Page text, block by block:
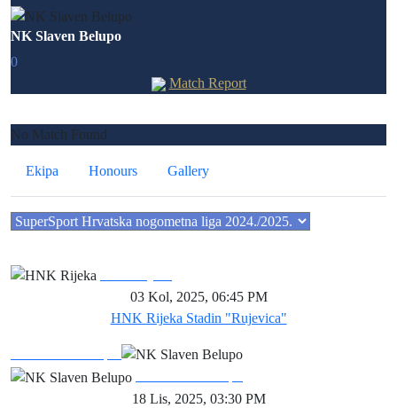
NK Slaven Belupo
0
Match Report
No Match Found
Ekipa Honours Gallery
03 Kol, 2025, 06:45 PM
HNK Rijeka Stadin "Rujevica"
18 Lis, 2025, 03:30 PM